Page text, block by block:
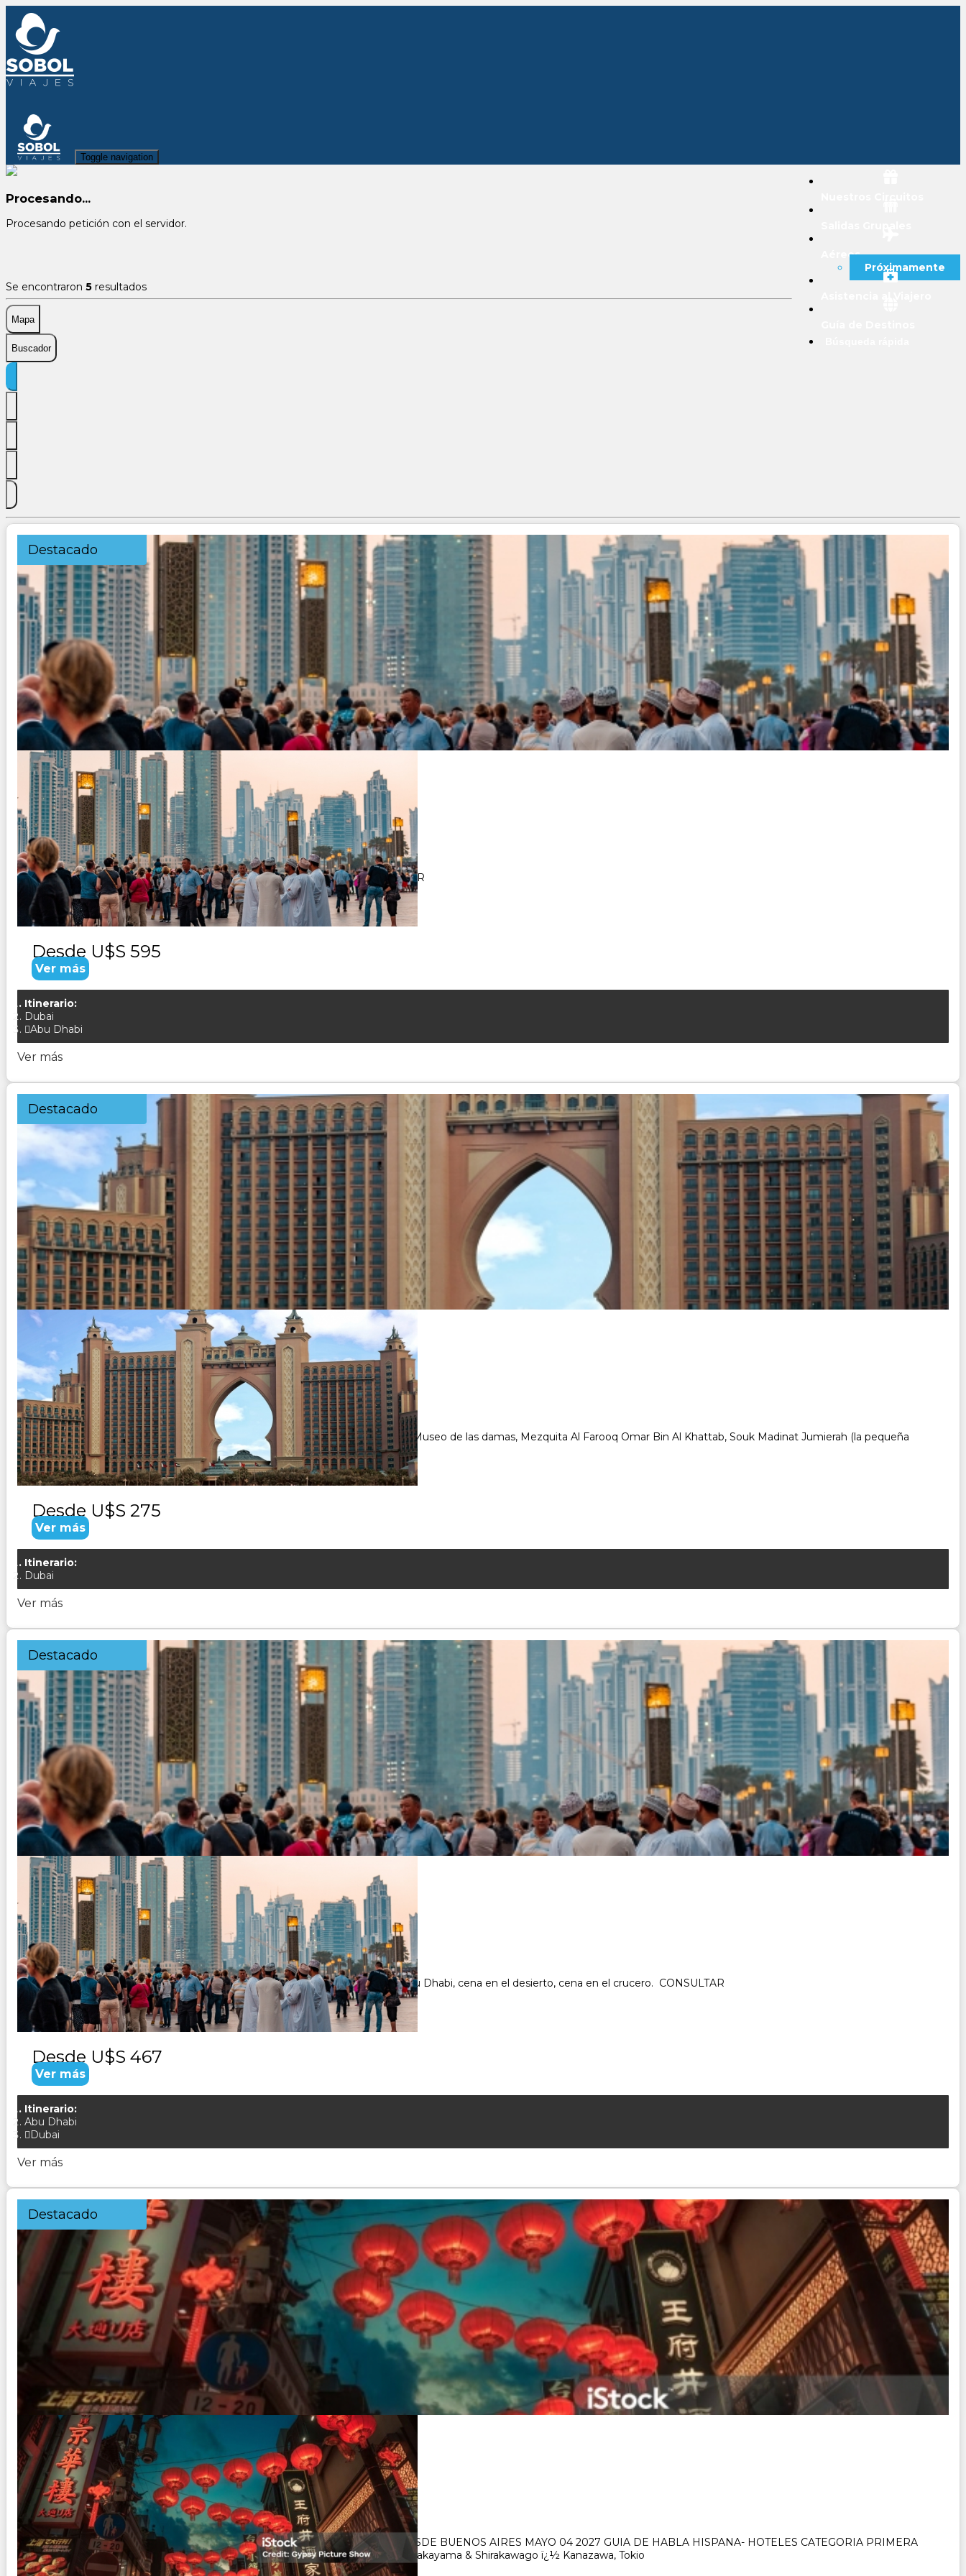
Toggle navigation
Aéreos
Próximamente
Procesando...
Procesando petición con el servidor.
Se encontraron 5 resultados
Mapa
Buscador
Destacado
DUBAI 3 EMIRATOS
Duración:
5Días 4Noches
Paquete Turistico de 5 dias 4 noches Visitando Dubai y Abu Dhabi CONSULTAR
Desde U$S 595
Ver más
Itinerario:
Dubai
Abu Dhabi
Ver más
Destacado
DUBAI ESENCIAL
Duración:
4Días 3Noches
Paquete Turistico de 4 dias 3 noches Visitando Dubai, Mezquita de Jumierah,Museo de las damas, Mezquita Al Farooq Omar Bin Al Khattab, Souk Madinat Jumierah (la pequeña
Venecia), cena barbacoa en Sahara
Desde U$S 275
Ver más
Itinerario:
Dubai
Ver más
Destacado
DUBAI MEDINAT
Duración:
6Días 5Noches
Paquete Turistico de 6 dias 5 noches Visitando Dubai historico y moderno, Abu Dhabi, cena en el desierto, cena en el crucero. CONSULTAR
Desde U$S 467
Ver más
Itinerario:
Abu Dhabi
Dubai
Ver más
Destacado
JAPON y DUBAI - SALIDA ACOMPAÑADA
Duración:
18Días 17 Noches
PAQUETE TURISTICO DE 18 DIAS 17 NOCHES. SALIDA ACOMPAÑADA DESDE BUENOS AIRES MAYO 04 2027 GUIA DE HABLA HISPANA- HOTELES CATEGORIA PRIMERA
SUPERIOR VISITA : Dubai, Osaka, Nara, Kioto, Hiroshima, Seki - Gifu o Gero, Takayama & Shirakawago ï¿½ Kanazawa, Tokio